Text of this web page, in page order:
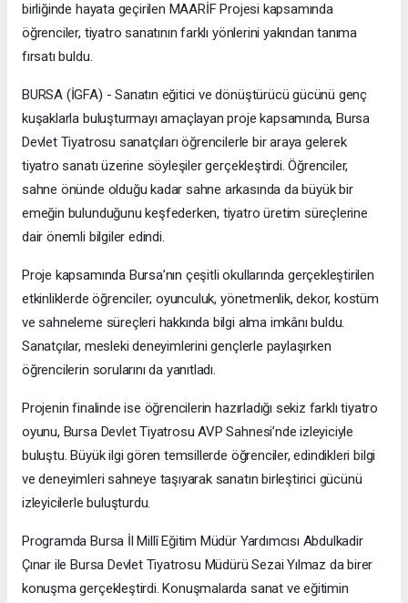
birliğinde hayata geçirilen MAARİF Projesi kapsamında
öğrenciler, tiyatro sanatının farklı yönlerini yakından tanıma
fırsatı buldu.
BURSA (İGFA) - Sanatın eğitici ve dönüştürücü gücünü genç
kuşaklarla buluşturmayı amaçlayan proje kapsamında, Bursa
Devlet Tiyatrosu sanatçıları öğrencilerle bir araya gelerek
tiyatro sanatı üzerine söyleşiler gerçekleştirdi. Öğrenciler,
sahne önünde olduğu kadar sahne arkasında da büyük bir
emeğin bulunduğunu keşfederken, tiyatro üretim süreçlerine
dair önemli bilgiler edindi.
Proje kapsamında Bursa’nın çeşitli okullarında gerçekleştirilen
etkinliklerde öğrenciler; oyunculuk, yönetmenlik, dekor, kostüm
ve sahneleme süreçleri hakkında bilgi alma imkânı buldu.
Sanatçılar, mesleki deneyimlerini gençlerle paylaşırken
öğrencilerin sorularını da yanıtladı.
Projenin finalinde ise öğrencilerin hazırladığı sekiz farklı tiyatro
oyunu, Bursa Devlet Tiyatrosu AVP Sahnesi’nde izleyiciyle
buluştu. Büyük ilgi gören temsillerde öğrenciler, edindikleri bilgi
ve deneyimleri sahneye taşıyarak sanatın birleştirici gücünü
izleyicilerle buluşturdu.
Programda Bursa İl Millî Eğitim Müdür Yardımcısı Abdulkadir
Çınar ile Bursa Devlet Tiyatrosu Müdürü Sezai Yılmaz da birer
konuşma gerçekleştirdi. Konuşmalarda sanat ve eğitimin